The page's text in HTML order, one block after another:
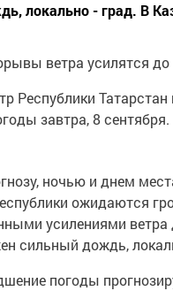
локально - град. В
ветра усилятся
Республики
завтра, 8 сентября.
ночью и днем
ожидаются
усилениями
сильный дождь,
погоды